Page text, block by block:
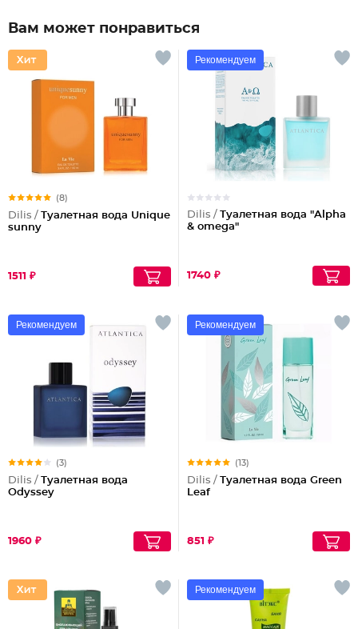
Вам может понравиться
(8)
Dilis / Туалетная вода Unique
sunny
1511 ₽
Рекомендуем
Dilis / Туалетная вода "Alpha
& omega"
1740 ₽
Рекомендуем
(3)
Dilis / Туалетная вода
Odyssey
1960 ₽
Рекомендуем
(13)
Dilis / Туалетная вода Green
Leaf
851 ₽
Рекомендуем